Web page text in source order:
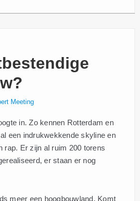
Meeting
in. Zo kennen Rotterdam en
een indrukwekkende skyline en
rap. Er zijn al ruim 200 torens
er staan er nog
meer een hoogbouwland. Komt